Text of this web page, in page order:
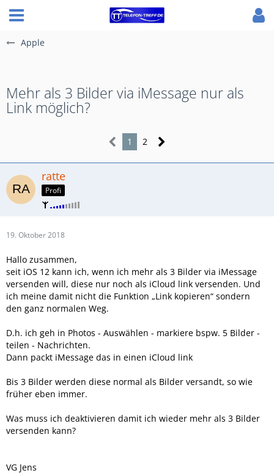
Apple
Mehr als 3 Bilder via iMessage nur als
Link möglich?
1 2
ratte
Profi
19. Oktober 2018
Hallo zusammen,
seit iOS 12 kann ich, wenn ich mehr als 3 Bilder via iMessage
versenden will, diese nur noch als iCloud link versenden. Und
ich meine damit nicht die Funktion „Link kopieren“ sondern
den ganz normalen Weg.
D.h. ich geh in Photos - Auswählen - markiere bspw. 5 Bilder -
teilen - Nachrichten.
Dann packt iMessage das in einen iCloud link
Bis 3 Bilder werden diese normal als Bilder versandt, so wie
früher eben immer.
Was muss ich deaktivieren damit ich wieder mehr als 3 Bilder
versenden kann?
VG Jens